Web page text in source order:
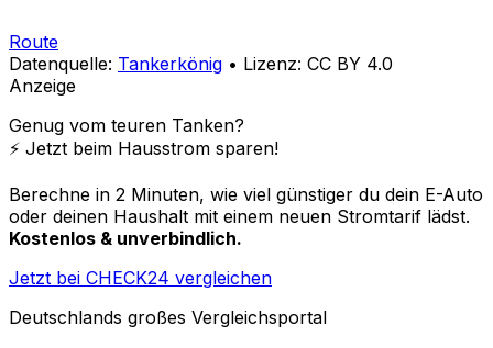
Route
Datenquelle: Tankerkönig • Lizenz: CC BY 4.0
Anzeige
Genug vom teuren Tanken?
⚡️ Jetzt beim Hausstrom sparen!
Berechne in 2 Minuten, wie viel günstiger du dein E-Auto
oder deinen Haushalt mit einem neuen Stromtarif lädst.
Kostenlos & unverbindlich.
Jetzt bei CHECK24 vergleichen
Deutschlands großes Vergleichsportal